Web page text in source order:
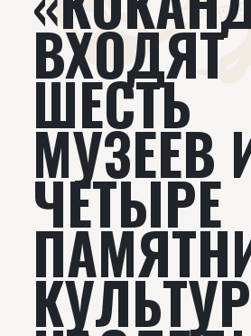
ВХОДЯТ
ШЕСТЬ
МУЗЕЕВ
ЧЕТЫРЕ